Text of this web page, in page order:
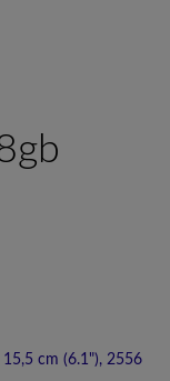
cm (6.1"), 2556